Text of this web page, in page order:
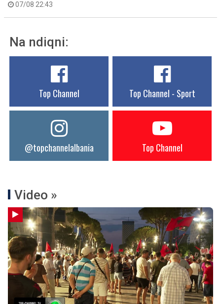
07/08 22:43
Na ndiqni:
Top Channel Top Channel - Sport
@topchannelalbania Top Channel
Video »